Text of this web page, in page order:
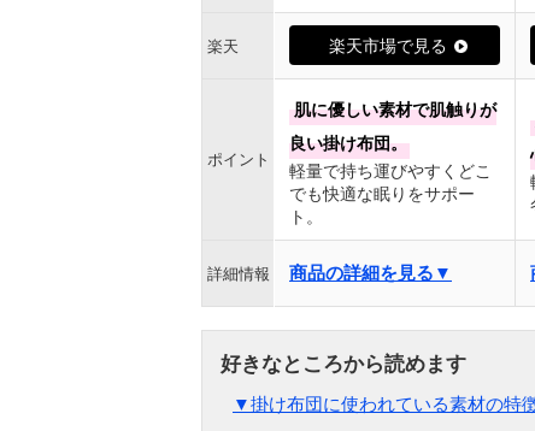
楽天 楽天市場で見る
ポイント
肌に優しい素材で肌触りが
良い掛け布団。
軽量で持ち運びやすくどこ
でも快適な眠りをサポー
ト。
詳細情報 商品の詳細を見る▼
▼掛け布団に使われている素材の特